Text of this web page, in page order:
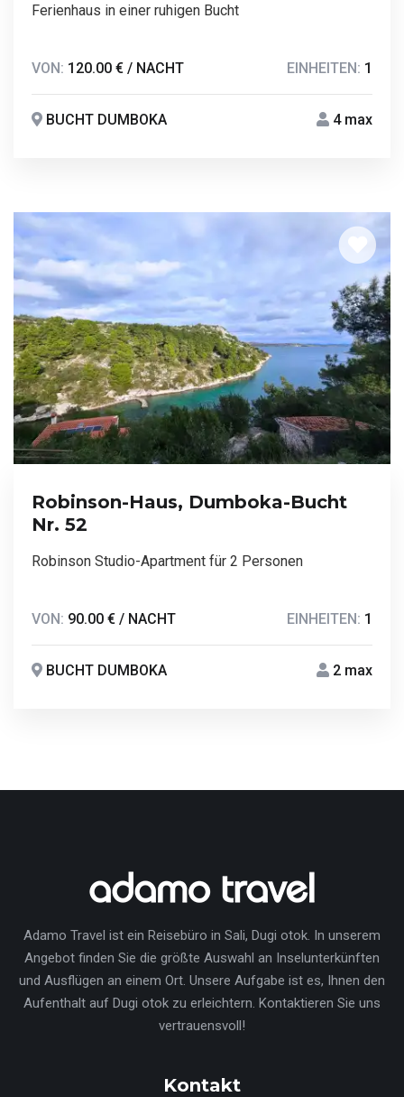
Ferienhaus in einer ruhigen Bucht
VON: 120.00 € / NACHT EINHEITEN: 1
BUCHT DUMBOKA 4 max
Robinson-Haus, Dumboka-Bucht
Nr. 52
Robinson Studio-Apartment für 2 Personen
VON: 90.00 € / NACHT EINHEITEN: 1
BUCHT DUMBOKA 2 max
Adamo Travel ist ein Reisebüro in Sali, Dugi otok. In unserem
Angebot finden Sie die größte Auswahl an Inselunterkünften
und Ausflügen an einem Ort. Unsere Aufgabe ist es, Ihnen den
Aufenthalt auf Dugi otok zu erleichtern. Kontaktieren Sie uns
vertrauensvoll!
Kontakt